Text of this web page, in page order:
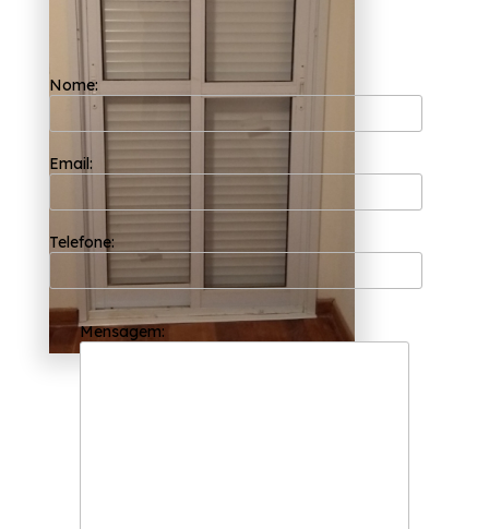
Você busca por fabricantes de porta de sala
de alumínio branco ARUJÁ? A Esquadriflex
oferece os melhores serviços do ramo de
esquadrias. Entre eles, é possível encontrar:
Esquadria em Alumínio Branco, Janela
Basculante de Alumínio para Cozinha.
Atendendo sempre as necessidades dos seus
utilizadores, a Esquadriflex conta com
profissionais aptos a oferecer as melhores
soluções em esquadrias. Saiba mais!
Nome:
Email:
Telefone:
Mensagem: